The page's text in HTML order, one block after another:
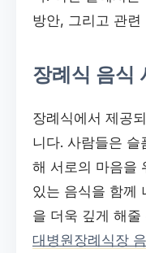
방안, 그리고 관련
장례식 음식
장례식에서 제공
니다. 사람들은
해 서로의 마음을
있는 음식을 함께
을 더욱 깊게 해줄
대병원장례식장